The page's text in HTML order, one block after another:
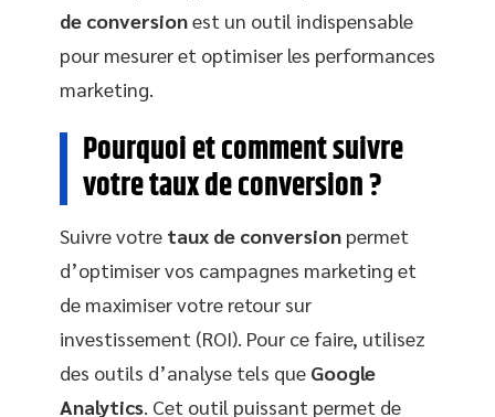
de conversionest un outil indispensable
pour mesurer et optimiser les performances
marketing.
Pourquoi et comment suivre
votre taux de conversion ?
Suivre votre taux de conversion permet
d’optimiser vos campagnes marketing et
de maximiser votre retour sur
investissement (ROI). Pour ce faire, utilisez
des outils d’analyse tels que Google
Analytics. Cet outil puissant permet de